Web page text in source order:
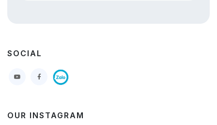
SOCIAL
OUR INSTAGRAM